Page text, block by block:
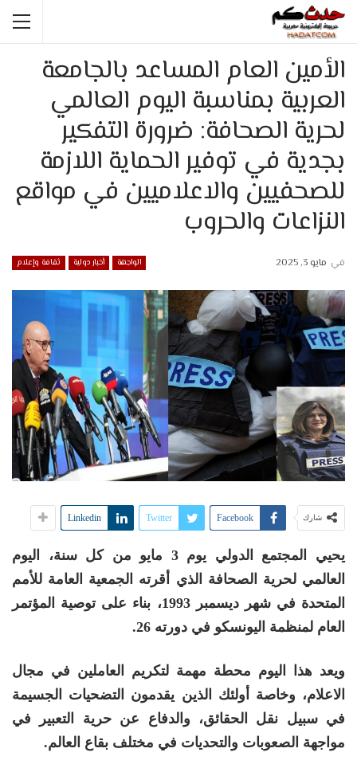
الأمين العام المساعد بالجامعة
العربية بمناسبة اليوم العالمي
لحرية الصحافة: ضرورة التفكير
بجدية في توفير الحماية اللازمة
للصحفيين والاعلاميين في مواقع
النزاعات والحروب
الواجهة أخبار دولية ثقافة وإعلام في مايو 3, 2025
شارك Facebook
Twitter
Linkedin
يحيي المجتمع الدولي يوم 3 مايو من كل سنة، اليوم
العالمي لحرية الصحافة الذي أقرته الجمعية العامة للأمم
المتحدة في شهر ديسمبر 1993، بناء على توصية المؤتمر
العام لمنظمة اليونسكو في دورته 26.
ويعد هذا اليوم محطة مهمة لتكريم العاملين في مجال
الاعلام، وخاصة أولئك الذين يقدمون التضحيات الجسيمة
في سبيل نقل الحقائق، والدفاع عن حرية التعبير في
مواجهة الصعوبات والتحديات في مختلف بقاع العالم.